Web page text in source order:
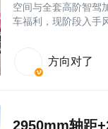
空间与全套高阶智驾
车福利，现阶段入手
方向对了